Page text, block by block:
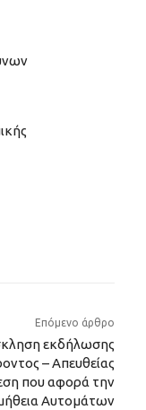
Επόμενο άρθρο
εκδήλωσης
– Απευθείας
που αφορά την
Αυτομάτων